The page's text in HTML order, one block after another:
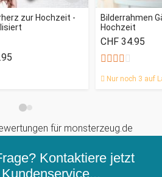
zur Hochzeit -
Bilderrahmen
Hochzeit
CHF 34.95
Nur noch 3 auf
Kontaktiere jetzt
Kundenservice...